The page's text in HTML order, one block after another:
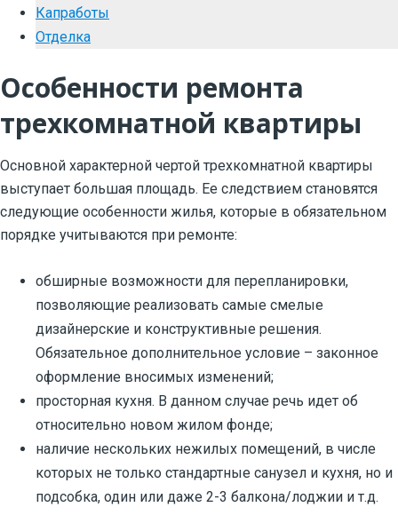
Капработы
Отделка
Особенности ремонта
трехкомнатной квартиры
Основной характерной чертой трехкомнатной квартиры
выступает большая площадь. Ее следствием становятся
следующие особенности жилья, которые в обязательном
порядке учитываются при ремонте:
обширные возможности для перепланировки,
позволяющие реализовать самые смелые
дизайнерские и конструктивные решения.
Обязательное дополнительное условие – законное
оформление вносимых изменений;
просторная кухня. В данном случае речь идет об
относительно новом жилом фонде;
наличие нескольких нежилых помещений, в числе
которых не только стандартные санузел и кухня, но и
подсобка, один или даже 2-3 балкона/лоджии и т.д.